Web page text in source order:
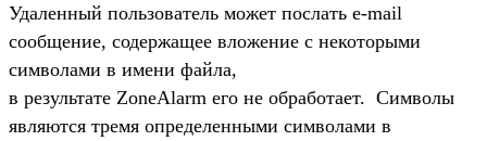
Удаленный пользователь может послать e-mail
сообщение, содержащее вложение с некоторыми
символами в имени файла,
в результате ZоneAlarm его не обработает. Символы
являются тремя определенными символами в